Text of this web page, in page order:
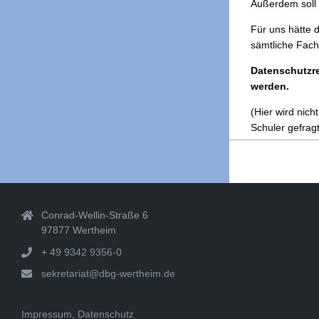
Außerdem soll
Für uns hätte
sämtliche
werden.
(Hier wird
Schuler
Conrad-Wellin-Straße 6
97877 Wertheim
+ 49 9342 9356-0
sekretariat@dbg-wertheim.de
Impressum, Datenschutz